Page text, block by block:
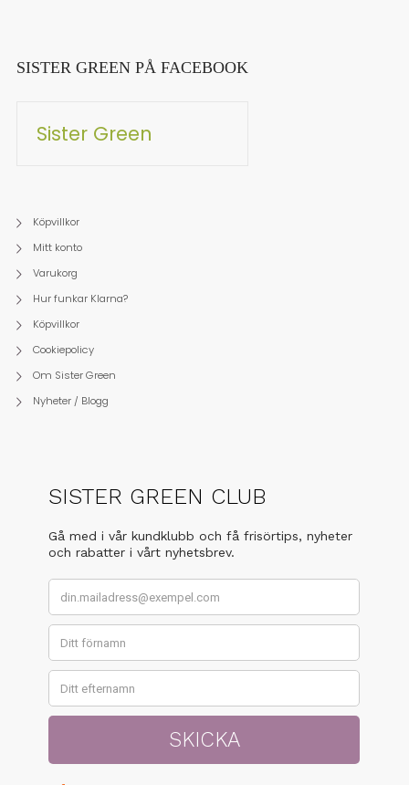
SISTER GREEN PÅ FACEBOOK
Sister Green
Köpvillkor
Mitt konto
Varukorg
Hur funkar Klarna?
Köpvillkor
Cookiepolicy
Om Sister Green
Nyheter / Blogg